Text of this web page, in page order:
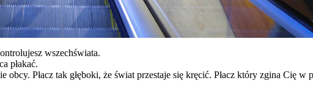
wszechświata.
płakać.
Płacz tak głęboki, że świat przestaje się kręcić. Płacz który zgina Cię w